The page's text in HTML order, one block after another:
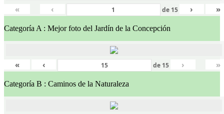
« ‹ de 15 › »
Categoría A : Mejor foto del Jardín de la Concepción
« ‹ de 15 › »
Categoría B : Caminos de la Naturaleza